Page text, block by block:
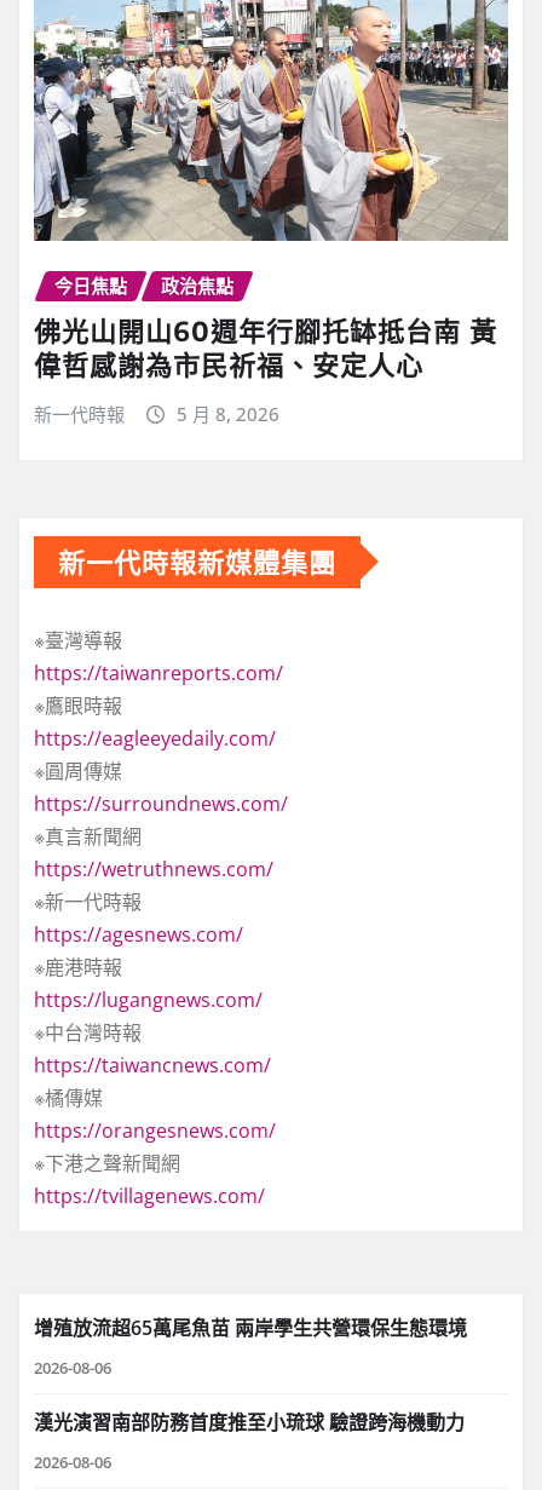
今日焦點 政治焦點
佛光山開山60週年行腳托缽抵台南 黃
偉哲感謝為市民祈福、安定人心
新一代時報 5 月 8, 2026
新一代時報新媒體集團
※臺灣導報
https://taiwanreports.com/
※鷹眼時報
https://eagleeyedaily.com/
※圓周傳媒
https://surroundnews.com/
※真言新聞網
https://wetruthnews.com/
※新一代時報
https://agesnews.com/
※鹿港時報
https://lugangnews.com/
※中台灣時報
https://taiwancnews.com/
※橘傳媒
https://orangesnews.com/
※下港之聲新聞網
https://tvillagenews.com/
增殖放流超65萬尾魚苗 兩岸學生共營環保生態環境
2026-08-06
漢光演習南部防務首度推至小琉球 驗證跨海機動力
2026-08-06